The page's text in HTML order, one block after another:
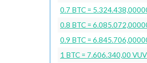
0.7 BTC =
0.8 BTC =
0.9 BTC =
1 BTC = 7.606.340,00 VUV